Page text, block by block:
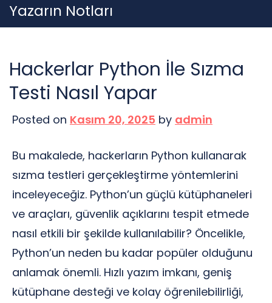
Skip
to
Yazarın Notları
Hackerlar Python İle Sızma
Testi Nasıl Yapar
Posted on Kasım 20, 2025 by admin
Bu makalede, hackerların Python kullanarak
sızma testleri gerçekleştirme yöntemlerini
inceleyeceğiz. Python’un güçlü kütüphaneleri
ve araçları, güvenlik açıklarını tespit etmede
nasıl etkili bir şekilde kullanılabilir? Öncelikle,
Python’un neden bu kadar popüler olduğunu
anlamak önemli. Hızlı yazım imkanı, geniş
kütüphane desteği ve kolay öğrenilebilirliği,